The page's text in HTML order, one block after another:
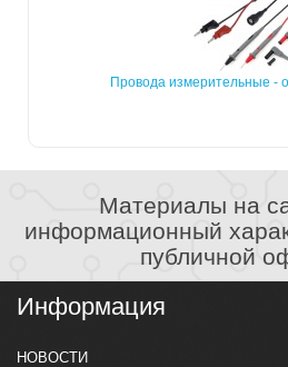
Провода измерительные -
Материалы на
информационный
публичной
Информация
НОВОСТИ